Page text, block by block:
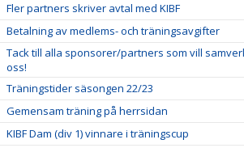
Fler partners skriver avtal med KIBF
Betalning av medlems- och träningsavgifter
Tack till alla sponsorer/partners som vill
oss!
Träningstider säsongen 22/23
Gemensam träning på herrsidan
KIBF Dam (div 1) vinnare i träningscup